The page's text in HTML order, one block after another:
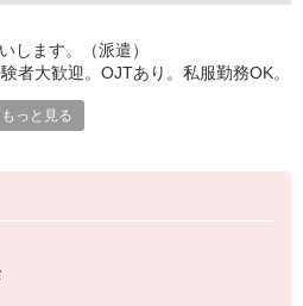
業界大手スタッフサービスグルー
一人ひとりのスキルや希望条件に応
安心してご就業いただけます。
【電話】【登録会来場】の3つから
！★★
の紹介がスムーズです。
します。（派遣）
者大歓迎。OJTあり。私服勤務OK。
幅広い年齢層が活躍中。土日祝休み
もっと見る